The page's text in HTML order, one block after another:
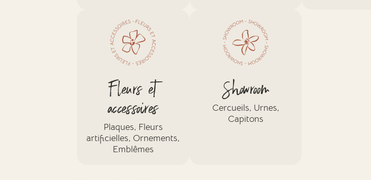
Fleurs et
accessoires
Plaques, Fleurs
artificielles, Ornements,
Emblêmes
Showroom
Cercueils, Urnes,
Capitons